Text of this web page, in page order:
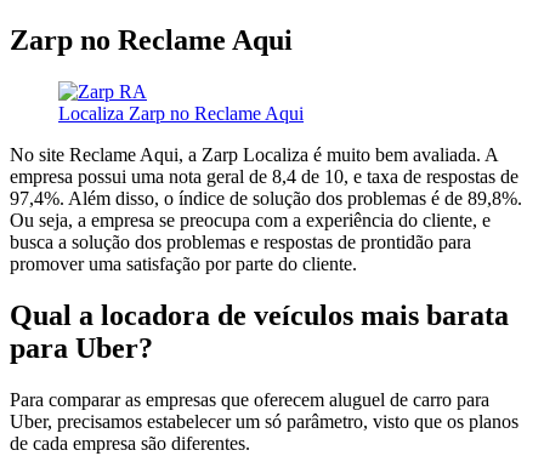
Zarp no Reclame Aqui
Localiza Zarp no Reclame Aqui
No site Reclame Aqui, a Zarp Localiza é muito bem avaliada. A
empresa possui uma nota geral de 8,4 de 10, e taxa de respostas de
97,4%. Além disso, o índice de solução dos problemas é de 89,8%.
Ou seja, a empresa se preocupa com a experiência do cliente, e
busca a solução dos problemas e respostas de prontidão para
promover uma satisfação por parte do cliente.
Qual a locadora de veículos mais barata
para Uber?
Para comparar as empresas que oferecem aluguel de carro para
Uber, precisamos estabelecer um só parâmetro, visto que os planos
de cada empresa são diferentes.